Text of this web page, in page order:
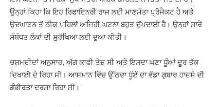
ਉਨ੍ਹਾਂ ਕਿਹਾ ਕਿ ਇਹ ਰਿਫਾਇਨਰੀ ਰਾਜ ਲਈ ਮਾਣਮੱਤਾ ਪ੍ਰੋਜੈਕਟ ਹੈ ਅਤੇ
ਉਦਘਾਟਨ ਤੋਂ ਠੀਕ ਪਹਿਲਾਂ ਅਜਿਹੀ ਘਟਨਾ ਬਹੁਤ ਦੁੱਖਦਾਈ ਹੈ। ਉਨ੍ਹਾਂ ਸਾਰੇ
ਸੰਬੰਧਤ ਲੋਕਾਂ ਦੀ ਸੁਰੱਖਿਆ ਲਈ ਦੁਆ ਕੀਤੀ।
ਚਸ਼ਮਦੀਦਾਂ ਅਨੁਸਾਰ, ਅੱਗ ਕਾਫੀ ਤੇਜ਼ ਸੀ ਅਤੇ ਇਸਦਾ ਘਣਾ ਧੂੰਆਂ ਦੂਰ ਤੱਕ
ਦਿਖਾਈ ਦੇ ਰਿਹਾ ਸੀ। ਆਸਮਾਨ ਵਿੱਚ ਉੱਠਦਾ ਧੂੰਏਂ ਦਾ ਵੱਡਾ ਗੁਬਾਰ ਹਾਦਸੇ ਦੀ
ਗੰਭੀਰਤਾ ਦਰਸਾ ਰਿਹਾ ਸੀ।